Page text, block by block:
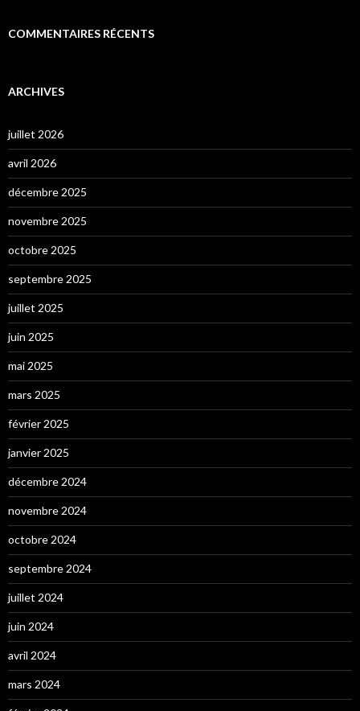
COMMENTAIRES RÉCENTS
ARCHIVES
juillet 2026
avril 2026
décembre 2025
novembre 2025
octobre 2025
septembre 2025
juillet 2025
juin 2025
mai 2025
mars 2025
février 2025
janvier 2025
décembre 2024
novembre 2024
octobre 2024
septembre 2024
juillet 2024
juin 2024
avril 2024
mars 2024